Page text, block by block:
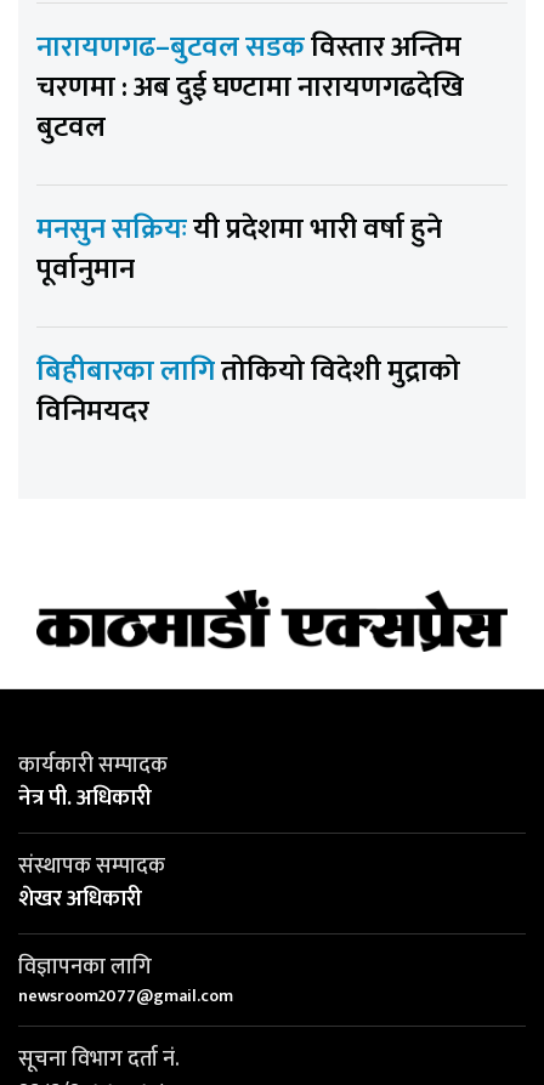
नारायणगढ–बुटवल सडकविस्तार अन्तिम
चरणमा : अब दुई घण्टामा नारायणगढदेखि
बुटवल
मनसुन सक्रियःयी प्रदेशमा भारी वर्षा हुने
पूर्वानुमान
बिहीबारका लागितोकियो विदेशी मुद्राको
विनिमयदर
कार्यकारी सम्पादक
नेत्र पी. अधिकारी
संस्थापक सम्पादक
शेखर अधिकारी
विज्ञापनका लागि
newsroom2077@gmail.com
सूचना विभाग दर्ता नं.